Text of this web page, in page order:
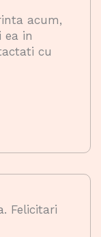
acum,
ea in
cu
Felicitari